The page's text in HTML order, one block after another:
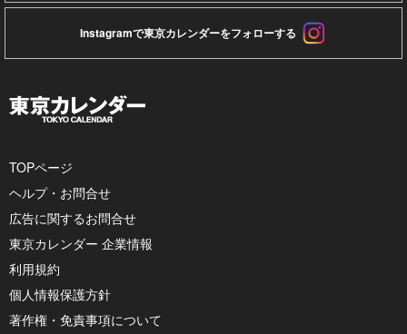
Instagramで東京カレンダーをフォローする
TOPページ
ヘルプ・お問合せ
広告に関するお問合せ
東京カレンダー 企業情報
利用規約
個人情報保護方針
著作権・免責事項について